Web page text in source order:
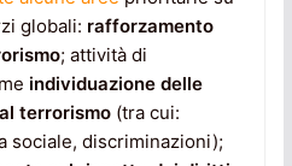
globali: rafforzamento
; attività di
individuazione delle
terrorismo(tra cui:
sociale, discriminazioni);